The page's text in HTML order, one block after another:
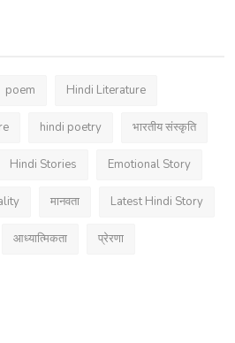
poem Hindi Literature
hindi poetry भारतीय संस्कृति
Hindi Stories Emotional Story
मानवता Latest Hindi Story
आध्यात्मिकता प्रेरणा